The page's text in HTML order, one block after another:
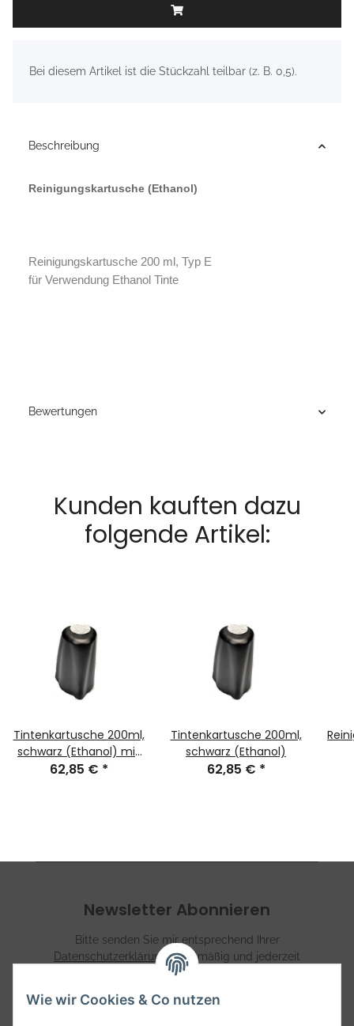
Bei diesem Artikel ist die Stückzahl teilbar (z. B. 0,5).
Beschreibung
Reinigungskartusche (Ethanol)
Reinigungskartusche 200 ml, Typ E
für Verwendung Ethanol Tinte
Bewertungen
Kunden kauften dazu
folgende Artikel:
Tintenkartusche 200ml,
schwarz (Ethanol) mit
Bindemittel
62,85 € *
Tintenkartusche 200ml,
schwarz (Ethanol)
62,85 € *
Newsletter Abonnieren
Bitte senden Sie mir entsprechend Ihrer
Datenschutzerklärungregelmäßig und jederzeit
widerruflich Informationen zu Ihrem Produktsortiment per
Wie wir Cookies & Co nutzen